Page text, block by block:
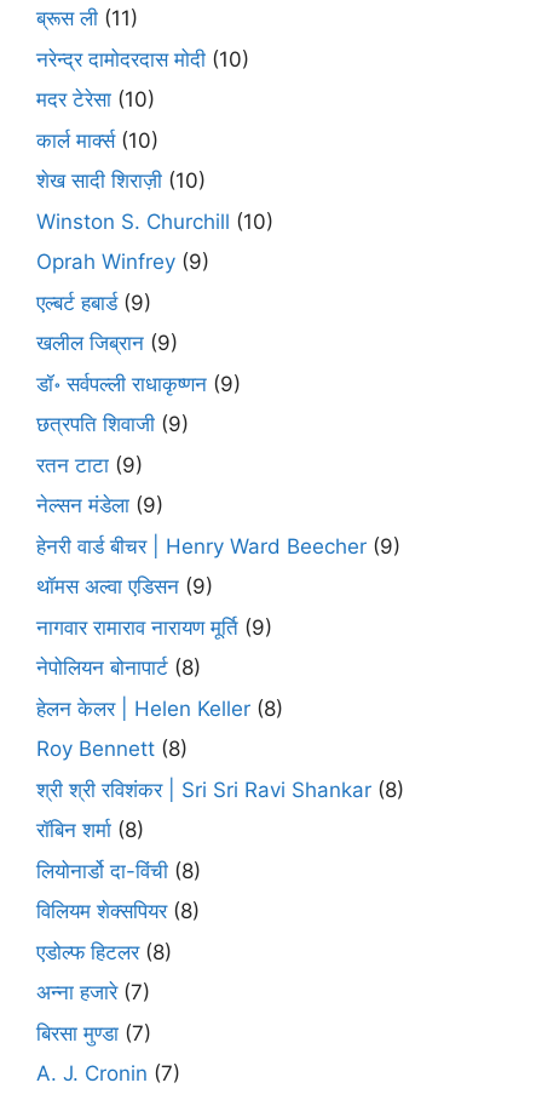
ब्रूस ली (11)
नरेन्द्र दामोदरदास मोदी (10)
मदर टेरेसा (10)
कार्ल मार्क्स(10)
शेख सादी शिराज़ी (10)
Winston S. Churchill (10)
Oprah Winfrey (9)
एल्बर्ट हबार्ड(9)
खलील जिब्रान (9)
डॉ॰ सर्वपल्ली राधाकृष्णन (9)
छत्रपति शिवाजी (9)
रतन टाटा (9)
नेल्सन मंडेला (9)
हेनरी वार्ड बीचर | Henry Ward Beecher (9)
थॉमस अल्वा एडिसन (9)
नागवार रामाराव नारायण मूर्ति (9)
नेपोलियन बोनापार्ट (8)
हेलन केलर | Helen Keller (8)
Roy Bennett (8)
श्री श्री रविशंकर | Sri Sri Ravi Shankar (8)
रॉबिन शर्मा (8)
लियोनार्डो दा-विंची (8)
विलियम शेक्सपियर(8)
एडोल्फ हिटलर(8)
अन्ना हजारे(7)
बिरसा मुण्डा (7)
A. J. Cronin (7)